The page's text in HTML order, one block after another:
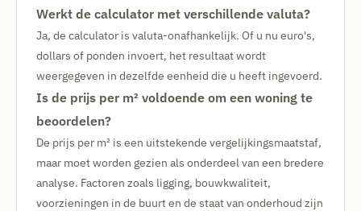
Werkt de calculator met verschillende valuta?
Ja, de calculator is valuta-onafhankelijk. Of u nu euro's,
dollars of ponden invoert, het resultaat wordt
weergegeven in dezelfde eenheid die u heeft ingevoerd.
Is de prijs per m² voldoende om een woning te
beoordelen?
De prijs per m² is een uitstekende vergelijkingsmaatstaf,
maar moet worden gezien als onderdeel van een bredere
analyse. Factoren zoals ligging, bouwkwaliteit,
voorzieningen in de buurt en de staat van onderhoud zijn